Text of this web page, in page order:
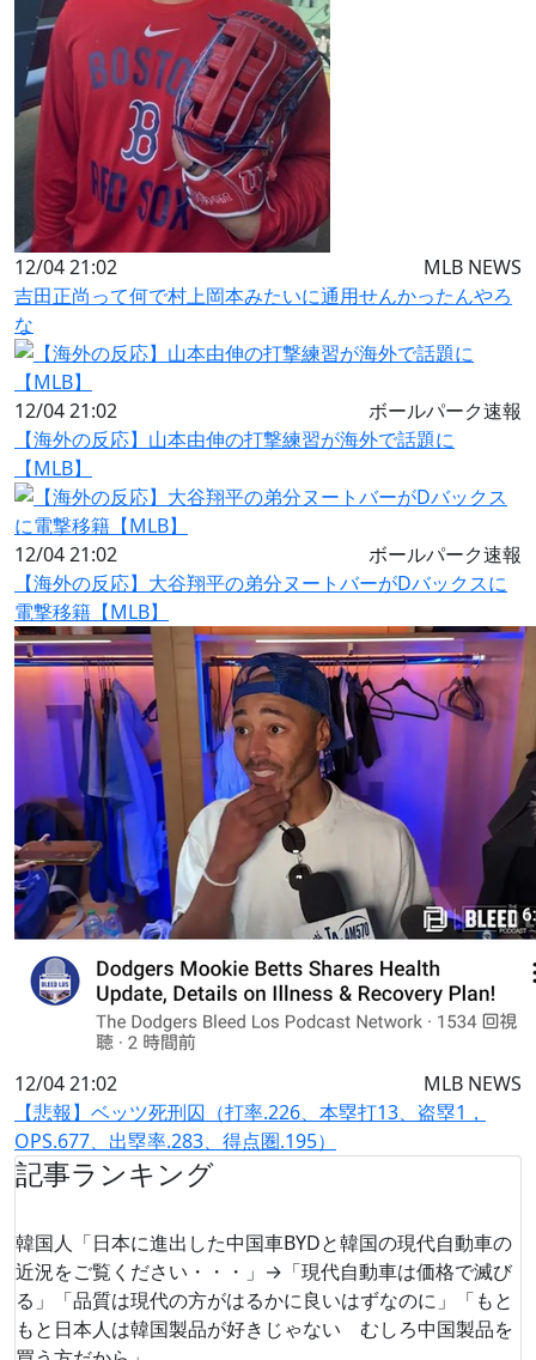
12/04 21:02
MLB NEWS
吉田正尚って何で村上岡本みたいに通用せんかったんやろ
な
12/04 21:02
ボールパーク速報
【海外の反応】山本由伸の打撃練習が海外で話題に
【MLB】
12/04 21:02
ボールパーク速報
【海外の反応】大谷翔平の弟分ヌートバーがDバックスに
電撃移籍【MLB】
12/04 21:02
MLB NEWS
【悲報】ベッツ死刑囚（打率.226、本塁打13、盗塁1，
OPS.677、出塁率.283、得点圏.195）
記事ランキング
韓国人「日本に進出した中国車BYDと韓国の現代自動車の
近況をご覧ください・・・」→「現代自動車は価格で滅び
る」「品質は現代の方がはるかに良いはずなのに」「もと
もと日本人は韓国製品が好きじゃない むしろ中国製品を